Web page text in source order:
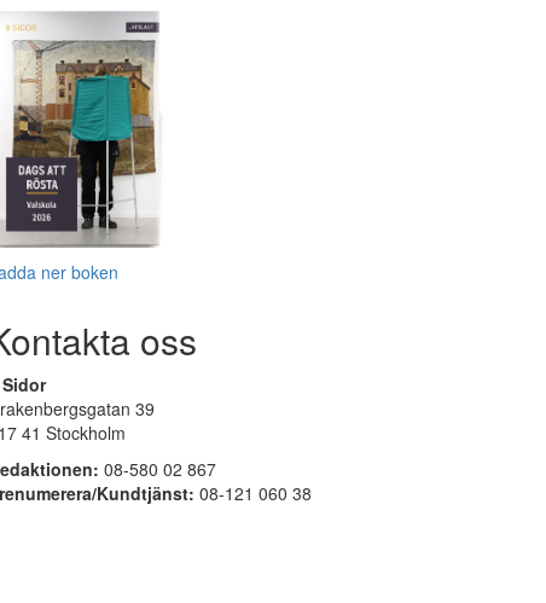
ner boken
oss
39
41 Stockholm
08-580 02 867
Kundtjänst: 08-121 060 38